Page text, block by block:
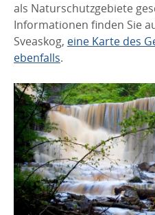
als Naturschutzgebiete
Informationen finden Sie
Sveaskog, eine Karte des
ebenfalls.